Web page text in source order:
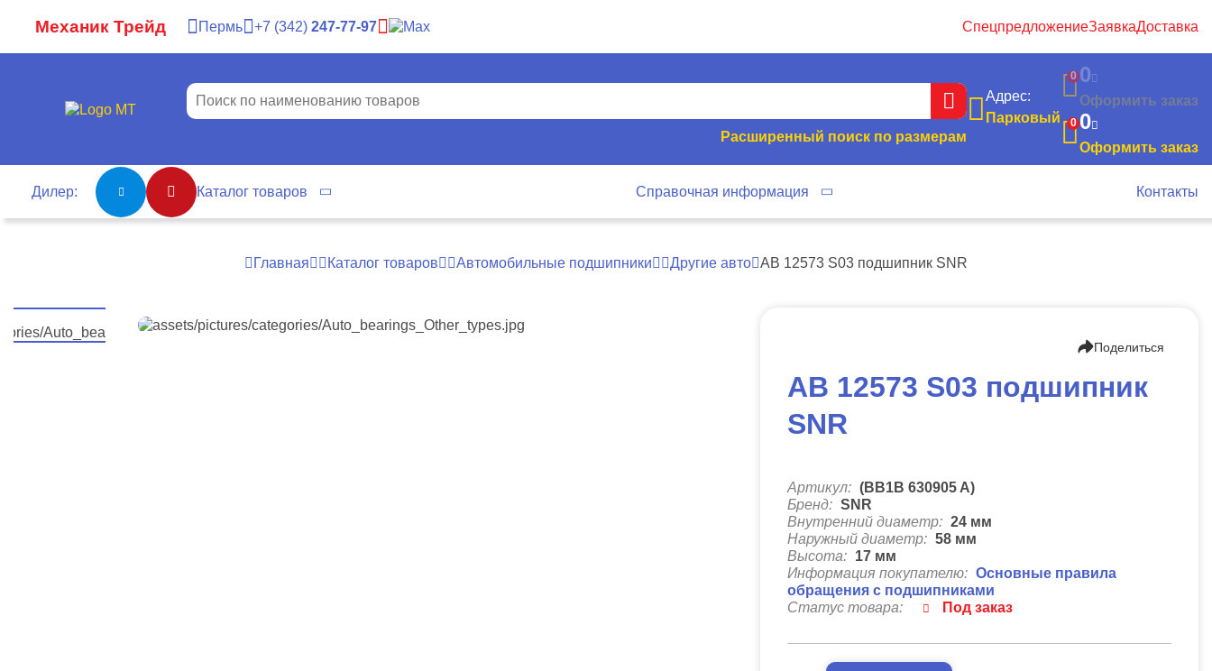
Механик Трейд Пермь 7 342 247-77-97 СпецпредложениеЗаявкаДоставка
Расширенный поиск по размерам
Адрес:
Парковый
0 0
Оформить заказ
0 0
Оформить заказ
Дилер: Каталог товаров Справочная информация Контакты
Главная Каталог товаров Автомобильные подшипники Другие авто AB 12573 S03 подшипник SNR
Поделиться
AB 12573 S03 подшипник
SNR
Артикул: (BB1B 630905 A)
Бренд: SNR
Внутренний диаметр: 24 мм
Наружный диаметр: 58 мм
Высота: 17 мм
Информация покупателю: Основные правила
обращения с подшипниками
Статус товара:
Под заказ